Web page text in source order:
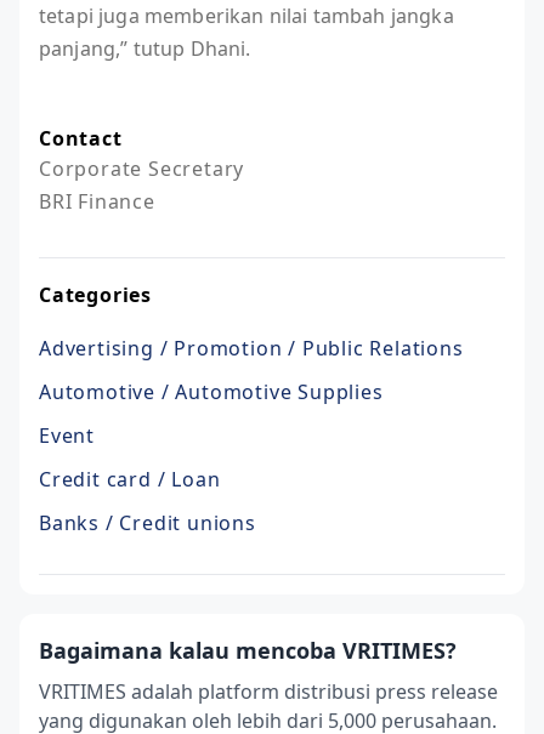
tetapi juga memberikan nilai tambah jangka
panjang,” tutup Dhani.
Contact
Corporate Secretary
BRI Finance
Categories
Advertising / Promotion / Public Relations
Automotive / Automotive Supplies
Event
Credit card / Loan
Banks / Credit unions
Bagaimana kalau mencoba VRITIMES?
VRITIMES adalah platform distribusi press release
yang digunakan oleh lebih dari 5,000 perusahaan.